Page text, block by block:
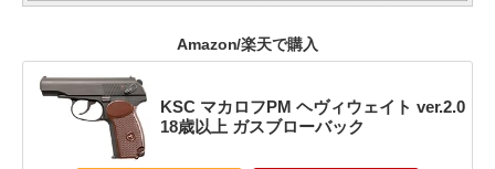
Amazon/楽天で購入
KSC マカロフPM ヘヴィウェイト ver.2.0
18歳以上 ガスブローバック